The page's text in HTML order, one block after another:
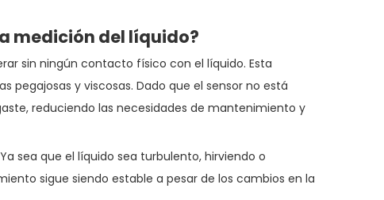
medición del líquido?
sin ningún contacto físico con el líquido. Esta
y viscosas. Dado que el sensor no está
reduciendo las necesidades de mantenimiento y
sea que el líquido sea turbulento, hirviendo o
sigue siendo estable a pesar de los cambios en la